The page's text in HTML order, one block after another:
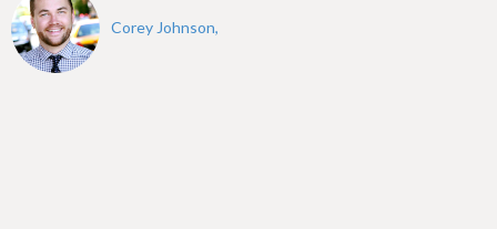
Corey Johnson,